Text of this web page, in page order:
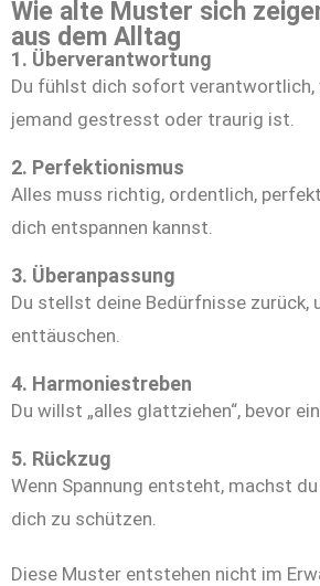
Wie alte Muster sich
aus dem Alltag
1. Überverantwortung
Du fühlst dich sofort verantwortlich,
jemand gestresst oder traurig ist.
2. Perfektionismus
Alles muss richtig, ordentlich,
dich entspannen kannst.
3. Überanpassung
Du stellst deine Bedürfnisse zurück,
enttäuschen.
4. Harmoniestreben
Du willst „alles glattziehen“, bevor
5. Rückzug
Wenn Spannung entsteht, machst
dich zu schützen.
Diese Muster entstehen nicht im